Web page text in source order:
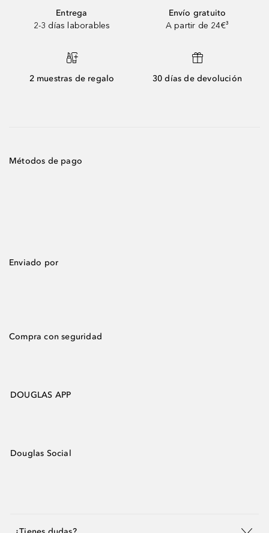
Entrega
2-3 días laborables
Envío gratuito
A partir de 24€³
2 muestras de regalo 30 días de devolución
Métodos de pago
Enviado por
Compra con seguridad
DOUGLAS APP
Douglas Social